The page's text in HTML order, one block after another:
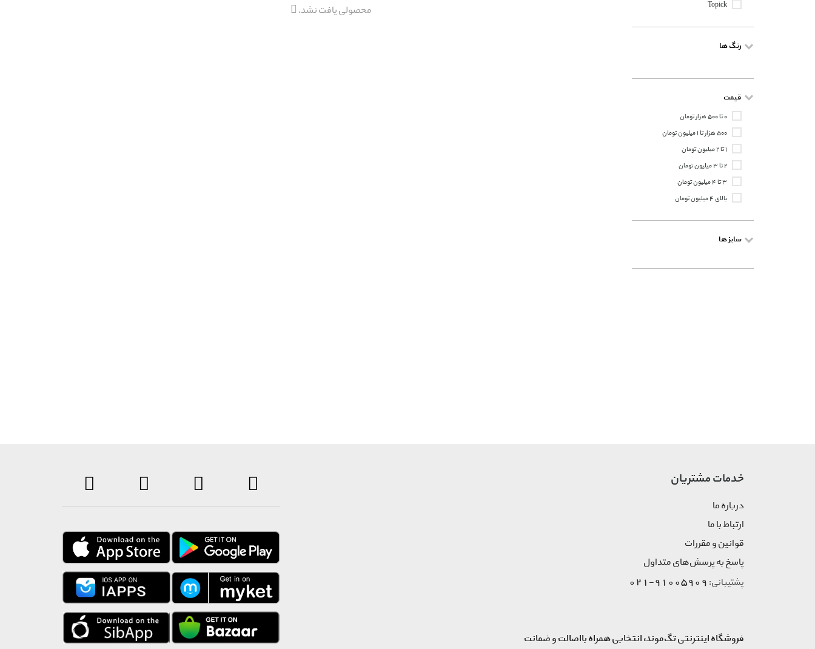
محصولی یافت نشد.
Topick
رنگ ها
قیمت
۰ تا ۵۰۰ هزار تومان
۵۰۰ هزار تا ۱ میلیون تومان
۱ تا ۲ میلیون تومان
۲ تا ۳ میلیون تومان
۳ تا ۴ میلیون تومان
بالای ۴ میلیون تومان
سایز ها
خدمات مشتریان
درباره ما
ارتباط با ما
قوانین و مقررات
پاسخ به پرسش‌های متداول
پشتیبانی: 91005909-021
فروشگاه اینترنتی تگ‌موند، انتخابی همراه بااصالت و ضمانت